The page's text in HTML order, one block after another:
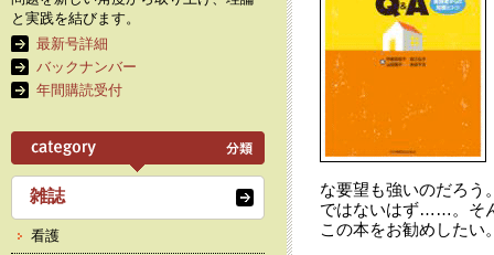
な要望も強いのだろう
ではないはず……。そ
この本をお勧めしたい
と実践を結びます。
最新号詳細
バックナンバー
年間購読受付
雑誌
看護